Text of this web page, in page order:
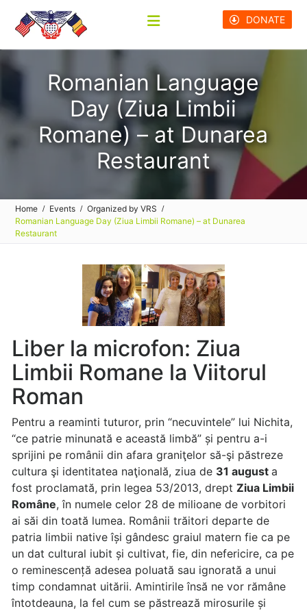
content
DONATE
Romanian Language
Day (Ziua Limbii
Romane) – at Dunarea
Restaurant
Home Events
Organized by VRS
Romanian Language Day (Ziua Limbii Romane) – at Dunarea
Restaurant
Liber la microfon: Ziua
Limbii Romane la Viitorul
Roman
Pentru a reaminti tuturor, prin “necuvintele” lui Nichita,
“ce patrie minunată e această limbă” și pentru a-i
sprijini pe românii din afara graniţelor să-şi păstreze
cultura şi identitatea naţională, ziua de 31 august a
fost proclamată, prin legea 53/2013, drept Ziua Limbii
Române, în numele celor 28 de milioane de vorbitori
ai săi din toată lumea. Românii trăitori departe de
patria limbii native își gândesc graiul matern fie ca pe
un dat cultural iubit și cultivat, fie, din nefericire, ca pe
o reminescență adesea poluată sau ignorată a unui
timp condamnat uitării. Amintirile însă ne vor rămâne
întotdeauna, la fel cum se păstrează mirosurile și